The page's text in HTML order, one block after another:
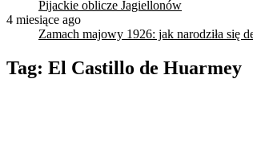
Pijackie oblicze Jagiellonów
4 miesiące ago
Zamach majowy 1926: jak narodziła się
Tag: El Castillo de Huarmey